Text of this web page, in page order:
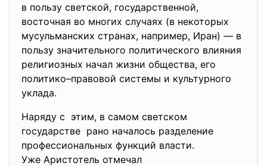
в пользу светской, государственной,
восточная во многих случаях (в некоторых
мусульманских странах, например, Иран) — в
пользу значительного политического влияния
религиозных начал жизни общества, его
политико–правовой системы и культурного
уклада.
Наряду с этим, в самом светском
государстве рано началось разделение
профессиональных функций власти.
Уже Аристотель отмечал